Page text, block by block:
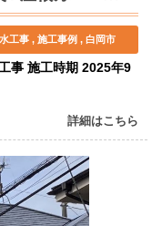
工事 施工事例 白岡市
事 施工時期 2025年9
詳細はこちら